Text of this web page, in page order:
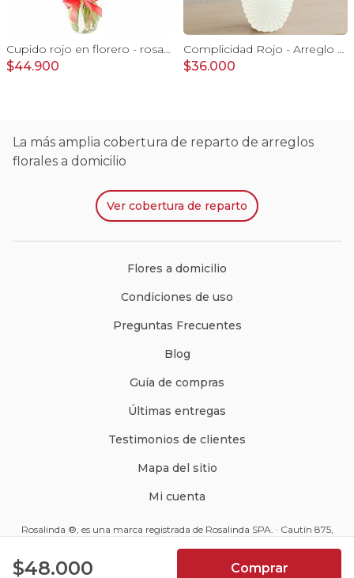
Cupido rojo en florero - rosas, mini rosas, hypericum, globo te amo y pizarra
$44.900
Complicidad Rojo - Arreglo floral con rosas rojas e hypericum
$36.000
$48.000 Comprar
La más amplia cobertura de reparto de arreglos
florales a domicilio
Ver cobertura de reparto
Flores a domicilio
Condiciones de uso
Preguntas Frecuentes
Blog
Guía de compras
Últimas entregas
Testimonios de clientes
Mapa del sitio
Mi cuenta
Rosalinda ®, es una marca registrada de Rosalinda SPA. · Cautín 875,
+562 2570 9510
4.9